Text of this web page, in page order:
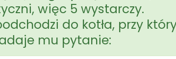
więc 5 wystarczy.
do kotła, przy
mu pytanie: